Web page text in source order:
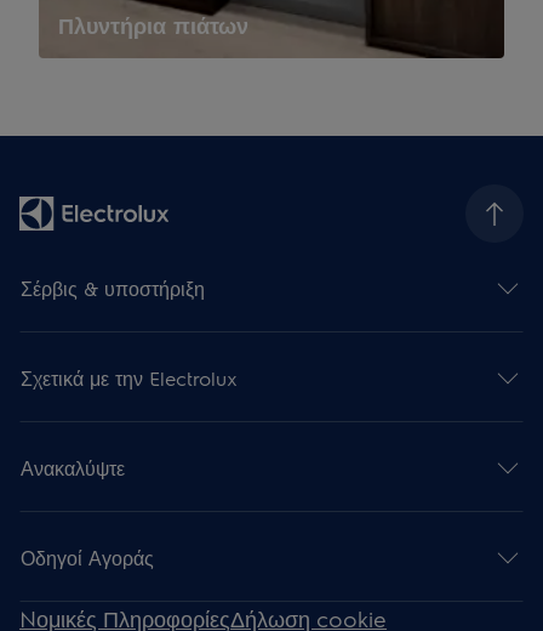
Πλυντήρια πιάτων
Σέρβις & υποστήριξη
Σχετικά με την Electrolux
Ανακαλύψτε
Οδηγοί Αγοράς
Nομικές ΠληροφορίεςΔήλωση cookie